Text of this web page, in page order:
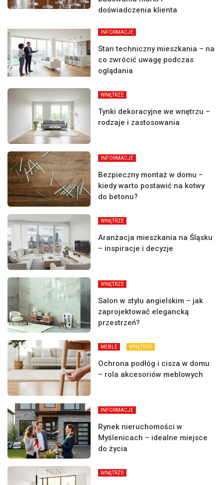
doświadczenia klienta
INFORMACJE
Stan techniczny mieszkania – na
co zwrócić uwagę podczas
oglądania
WNĘTRZE
Tynki dekoracyjne we wnętrzu –
rodzaje i zastosowania
INFORMACJE
Bezpieczny montaż w domu –
kiedy warto postawić na kotwy
do betonu?
WNĘTRZE
Aranżacja mieszkania na Śląsku
– inspiracje i decyzje
WNĘTRZE
Salon w stylu angielskim – jak
zaprojektować elegancką
przestrzeń?
MEBLE WNĘTRZE
Ochrona podłóg i cisza w domu
– rola akcesoriów meblowych
INFORMACJE
Rynek nieruchomości w
Myślenicach – idealne miejsce
do życia
WNĘTRZE